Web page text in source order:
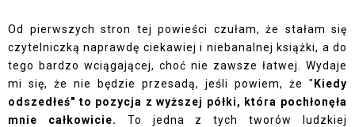
Od pierwszych stron tej powieści czułam, że stałam się
czytelniczką naprawdę ciekawiej i niebanalnej książki, a do
tego bardzo wciągającej, choć nie zawsze łatwej. Wydaje
mi się, że nie będzie przesadą, jeśli powiem, że " Kiedy
odszedłeś" to pozycja z wyższej półki, która pochłonęła
mnie całkowicie. To jedna z tych tworów ludzkiej